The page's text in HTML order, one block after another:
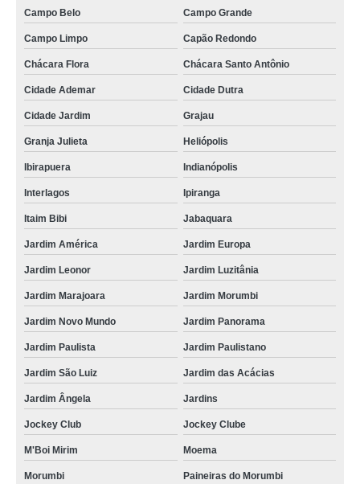
Campo Belo Campo Grande
Campo Limpo Capão Redondo
Chácara Flora Chácara Santo Antônio
Cidade Ademar Cidade Dutra
Cidade Jardim Grajau
Granja Julieta Heliópolis
Ibirapuera Indianópolis
Interlagos Ipiranga
Itaim Bibi Jabaquara
Jardim América Jardim Europa
Jardim Leonor Jardim Luzitânia
Jardim Marajoara Jardim Morumbi
Jardim Novo Mundo Jardim Panorama
Jardim Paulista Jardim Paulistano
Jardim São Luiz Jardim das Acácias
Jardim Ângela Jardins
Jockey Club Jockey Clube
M'Boi Mirim Moema
Morumbi Paineiras do Morumbi